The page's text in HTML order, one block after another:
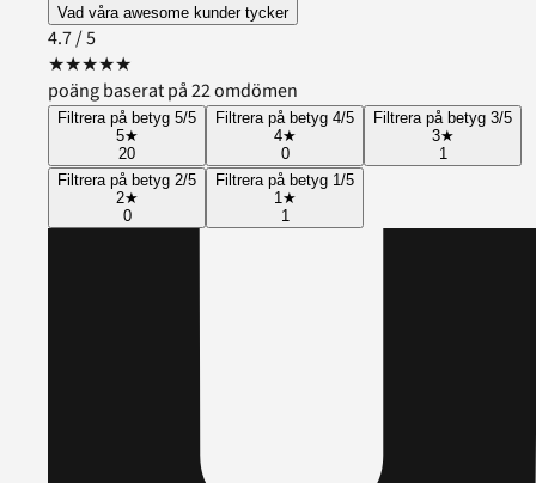
Vad våra awesome kunder tycker
4.7/ 5
★★★★★
poäng baserat på 22 omdömen
Filtrera på betyg 5/5
5★
20
Filtrera på betyg 4/5
4★
0
Filtrera på betyg 3/5
3★
1
Filtrera på betyg 2/5
2★
0
Filtrera på betyg 1/5
1★
1